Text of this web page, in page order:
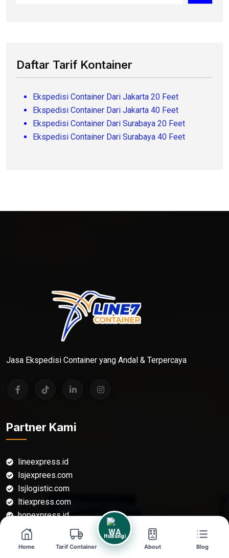
Daftar Tarif Kontainer
Ekspedisi Container Dari Jakarta 20 Feet
Ekspedisi Container Dari Jakarta 40 Feet
Ekspedisi Container Dari Surabaya 20 Feet
Ekspedisi Container Dari Surabaya 40 Feet
Jasa Ekspedisi Container yang Andal & Terpercaya
Partner Kami
lineexpress.id
lsjexprees.com
lsjlogistic.com
ltiexpress.com
hopexpress.id
kargocontainer.com
Home Tarif Container
Hubungi
About Blog